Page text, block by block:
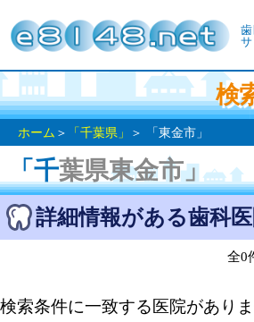
検
ホーム ＞ 「千葉県」 ＞ 「東金市」
「千葉県東金市」
詳細情報がある歯科
全0
検索条件に一致する医院がありま